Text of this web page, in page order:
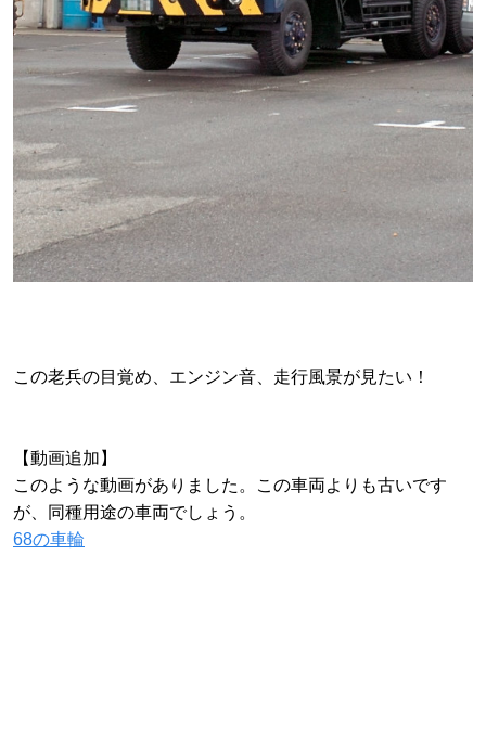
この老兵の目覚め、エンジン音、走行風景が見たい！
【動画追加】
このような動画がありました。この車両よりも古いです
が、同種用途の車両でしょう。
68の車輪